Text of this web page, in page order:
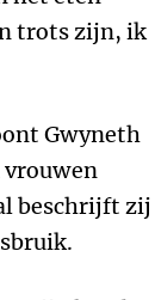
trots zijn, ik
Gwyneth
beschrijft zij